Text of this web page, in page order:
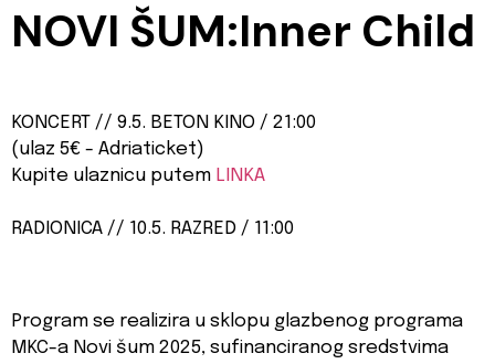
NOVI ŠUM:Inner Child
KONCERT // 9.5. BETON KINO / 21:00
(ulaz 5€ - Adriaticket)
Kupite ulaznicu putem LINKA
RADIONICA // 10.5. RAZRED / 11:00
Program se realizira u sklopu glazbenog programa
MKC-a Novi šum 2025, sufinanciranog sredstvima